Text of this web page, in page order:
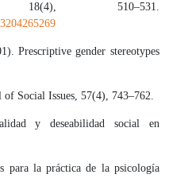
510–531.
Prescriptive gender stereotypes
Social Issues, 57(4), 743–762.
y deseabilidad social en
para la práctica de la psicología